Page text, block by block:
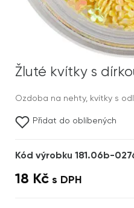
Žluté kvítky s
Ozdoba na nehty, kvítky s
Přidat do oblíbených
Kód výrobku 181.06b-
18 Kč s DPH